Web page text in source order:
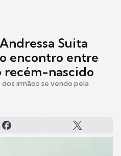
Suita
encontro entre
recém-nascido
irmãos se vendo pela